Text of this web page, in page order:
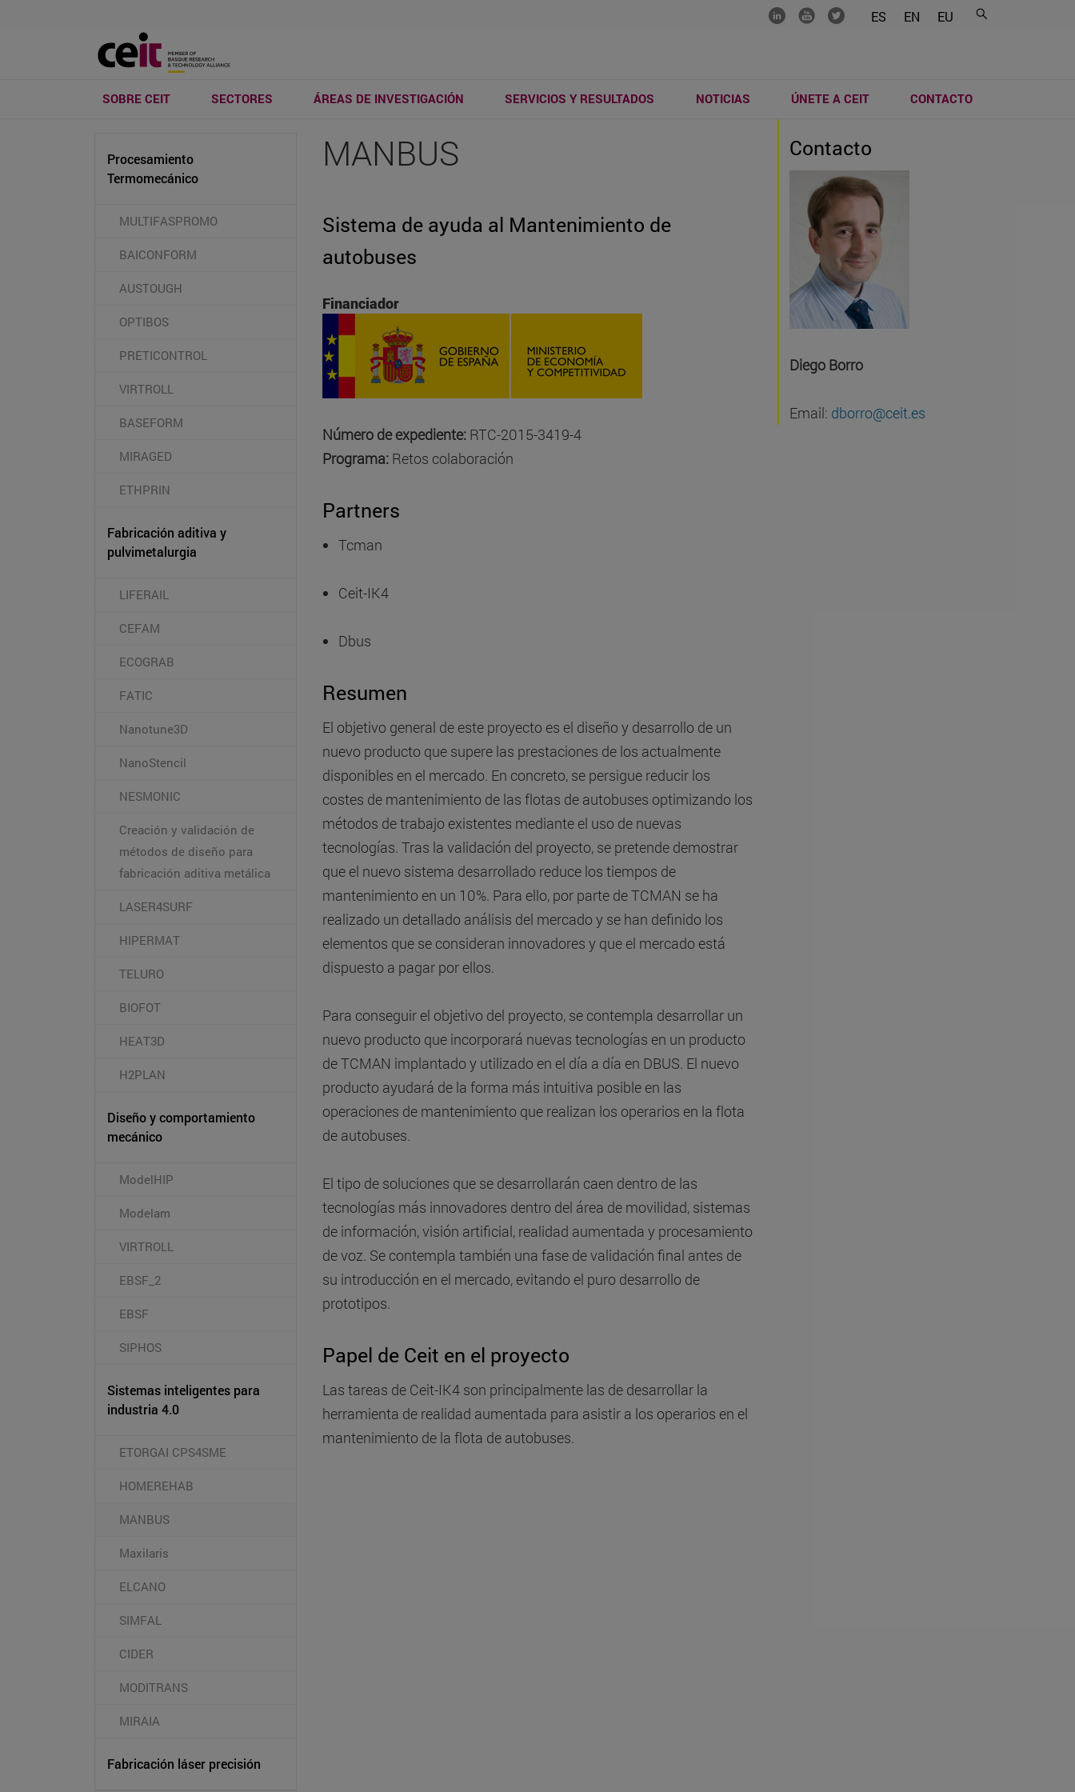
ES EN EU
....... ....... .......
SOBRE CEIT SECTORES ÁREAS DE INVESTIGACIÓN SERVICIOS Y RESULTADOS NOTICIAS ÚNETE A CEIT CONTACTO
Procesamiento
Termomecánico
MULTIFASPROMO
BAICONFORM
AUSTOUGH
OPTIBOS
PRETICONTROL
VIRTROLL
BASEFORM
MIRAGED
ETHPRIN
Fabricación aditiva y
pulvimetalurgia
LIFERAIL
CEFAM
ECOGRAB
FATIC
Nanotune3D
NanoStencil
NESMONIC
Creación y validación de
métodos de diseño para
fabricación aditiva metálica
LASER4SURF
HIPERMAT
TELURO
BIOFOT
HEAT3D
H2PLAN
Diseño y comportamiento
mecánico
ModelHIP
Modelam
VIRTROLL
EBSF_2
EBSF
SIPHOS
Sistemas inteligentes para
industria 4.0
ETORGAI CPS4SME
HOMEREHAB
MANBUS
Maxilaris
ELCANO
SIMFAL
CIDER
MODITRANS
MIRAIA
Fabricación láser precisión
MANBUS
Sistema de ayuda al Mantenimiento de
autobuses
Financiador
Número de expediente: RTC-2015-3419-4
Programa: Retos colaboración
Partners
Tcman
Ceit-IK4
Dbus
Resumen
El objetivo general de este proyecto es el diseño y desarrollo de un
nuevo producto que supere las prestaciones de los actualmente
disponibles en el mercado. En concreto, se persigue reducir los
costes de mantenimiento de las flotas de autobuses optimizando los
métodos de trabajo existentes mediante el uso de nuevas
tecnologías. Tras la validación del proyecto, se pretende demostrar
que el nuevo sistema desarrollado reduce los tiempos de
mantenimiento en un 10%. Para ello, por parte de TCMAN se ha
realizado un detallado análisis del mercado y se han definido los
elementos que se consideran innovadores y que el mercado está
dispuesto a pagar por ellos.
Para conseguir el objetivo del proyecto, se contempla desarrollar un
nuevo producto que incorporará nuevas tecnologías en un producto
de TCMAN implantado y utilizado en el día a día en DBUS. El nuevo
producto ayudará de la forma más intuitiva posible en las
operaciones de mantenimiento que realizan los operarios en la flota
de autobuses.
El tipo de soluciones que se desarrollarán caen dentro de las
tecnologías más innovadores dentro del área de movilidad, sistemas
de información, visión artificial, realidad aumentada y procesamiento
de voz. Se contempla también una fase de validación final antes de
su introducción en el mercado, evitando el puro desarrollo de
prototipos.
Papel de Ceit en el proyecto
Las tareas de Ceit-IK4 son principalmente las de desarrollar la
herramienta de realidad aumentada para asistir a los operarios en el
mantenimiento de la flota de autobuses.
Contacto
Diego Borro
Email: dborro@ceit.es